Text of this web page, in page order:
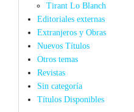
Tirant Lo Blanch
Editoriales externas
Extranjeros y Obras
Nuevos Títulos
Otros temas
Revistas
Sin categoría
Títulos Disponibles